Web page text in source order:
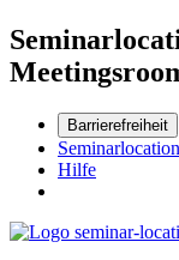
Barrierefreiheit
Hilfe